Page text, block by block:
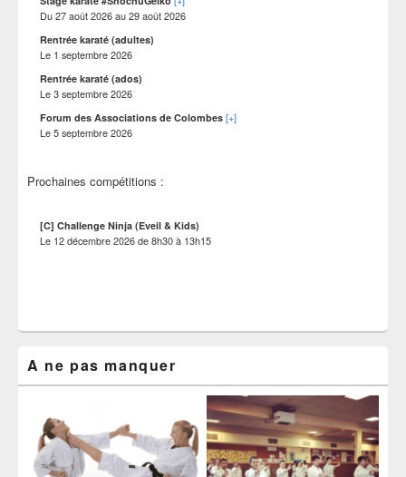
Du27 août 2026au29 août 2026
Rentrée karaté (adultes)
Le 1 septembre 2026
Rentrée karaté (ados)
Le3 septembre 2026
Forum des Associations de Colombes [+]
Le5 septembre 2026
Prochaines compétitions :
[C] Challenge Ninja (Eveil & Kids)
Le 12 décembre 2026de8h30à 13h15
A ne pas manquer